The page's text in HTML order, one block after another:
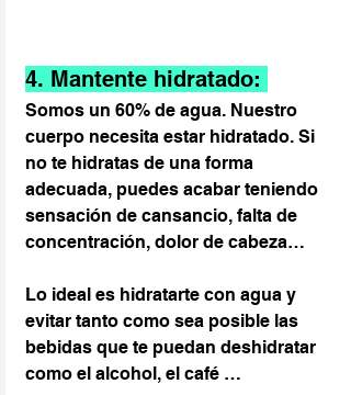
4. Mantente hidratado:
Somos un 60% de agua. Nuestro
cuerpo necesita estar hidratado. Si
no te hidratas de una forma
adecuada, puedes acabar teniendo
sensación de cansancio, falta de
concentración, dolor de cabeza…
Lo ideal es hidratarte con agua y
evitar tanto como sea posible las
bebidas que te puedan deshidratar
como el alcohol, el café …